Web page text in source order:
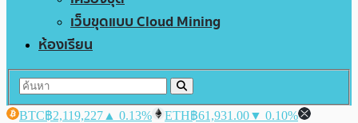
เว็บขุดแบบ Cloud Mining
ห้องเรียน
BTC฿2,119,227 ▲ 0.13% ETH฿61,931.00▼ 0.10%